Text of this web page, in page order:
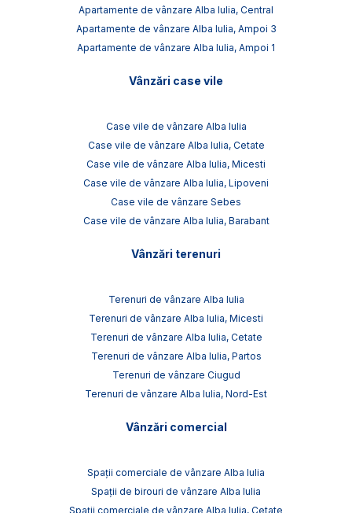
Apartamente de vânzare Alba Iulia, Central
Apartamente de vânzare Alba Iulia, Ampoi 3
Apartamente de vânzare Alba Iulia, Ampoi 1
Vânzări case vile
Case vile de vânzare Alba Iulia
Case vile de vânzare Alba Iulia, Cetate
Case vile de vânzare Alba Iulia, Micesti
Case vile de vânzare Alba Iulia, Lipoveni
Case vile de vânzare Sebes
Case vile de vânzare Alba Iulia, Barabant
Vânzări terenuri
Terenuri de vânzare Alba Iulia
Terenuri de vânzare Alba Iulia, Micesti
Terenuri de vânzare Alba Iulia, Cetate
Terenuri de vânzare Alba Iulia, Partos
Terenuri de vânzare Ciugud
Terenuri de vânzare Alba Iulia, Nord-Est
Vânzări comercial
Spații comerciale de vânzare Alba Iulia
Spații de birouri de vânzare Alba Iulia
Spații comerciale de vânzare Alba Iulia, Cetate